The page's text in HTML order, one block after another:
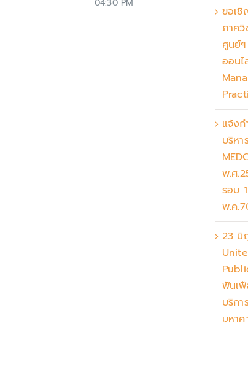
04:30 PM
ขอเ
ภาค
ศูนย์ฯ
ออน
แจ้ง
บริห
พ.ศ
รอบ
พ.ค
23 มิ
ฟันเ
บริก
มหา